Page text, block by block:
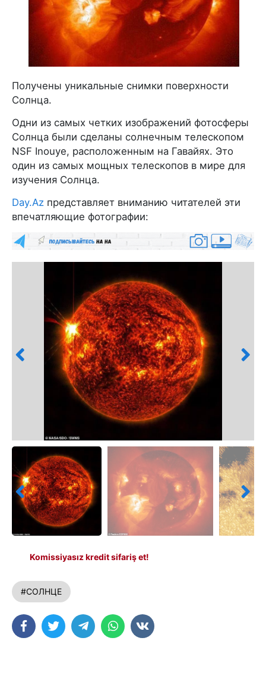
Получены уникальные снимки поверхности
Солнца.
Одни из самых четких изображений фотосферы
Солнца были сделаны солнечным телескопом
NSF Inouye, расположенным на Гавайях. Это
один из самых мощных телескопов в мире для
изучения Солнца.
Day.Az представляет вниманию читателей эти
впечатляющие фотографии:
Komissiyasız kredit sifariş et!
#СОЛНЦЕ